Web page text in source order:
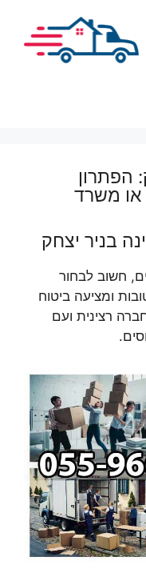
הפתרון
או משרד
בניר יצחק
חשוב לבחור
ומציעה ביטוח
רצינית ועם